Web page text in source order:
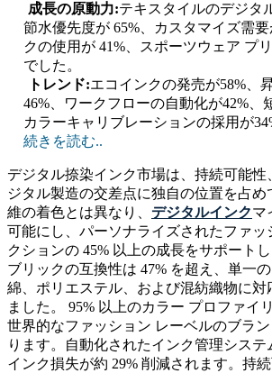
成長の原動力:テキスタイルのデジタ
節水優先度が 65%、カスタマイズ需
クの使用が 41%、スポーツウェア プ
でした。
トレンド:エコインクの発売が58%、
46%、ワークフローの自動化が42%、
カラーキャリブレーションの採用が
続きを読む..
デジタル捺染インク市場は、持続可能
ジタル製造の交差点に独自の位置を占め
維の着色とは異なり、 デジタルインクマ
可能にし、パーソナライズされたファッ
クションの 45% 以上の成長をサポート
ブリックの互換性は 47% を超え、単一
綿、ポリエステル、および混紡織物に対
ました。 95% 以上のカラー プロファイ
世界的なファッション レーベルのブラ
ります。自動化されたインク管理シス
インク損失が約 29% 削減されます。持